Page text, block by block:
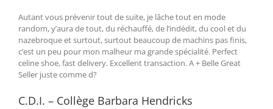
Autant vous prévenir tout de suite, je lâche tout en mode
random, y’aura de tout, du réchauffé, de l’indédit, du cool et du
nazebroque et surtout, surtout beaucoup de machins pas finis,
c’est un peu pour mon malheur ma grande spécialité. Perfect
celine shoe, fast delivery. Excellent transaction. A + Belle Great
Seller juste comme d?
C.D.I. – Collège Barbara Hendricks